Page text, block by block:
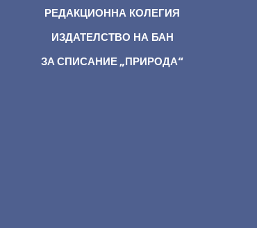
РЕДАКЦИОННА КОЛЕГИЯ
ИЗДАТЕЛСТВО НА БАН
ЗА СПИСАНИЕ „ПРИРОДА“